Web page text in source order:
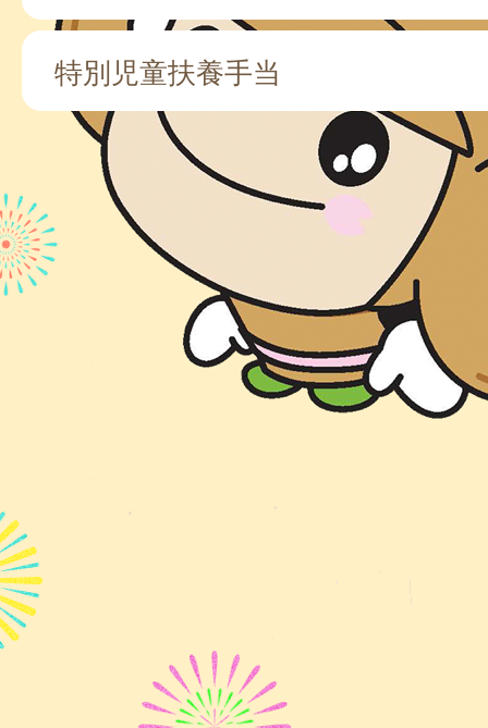
特別児童扶養手当